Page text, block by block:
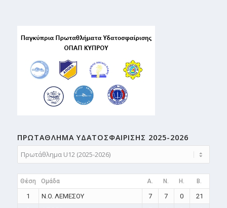
ΠΡΩΤΑΘΛΗMA ΥΔΑΤΟΣΦΑΙΡΙΣΗΣ 2025-2026
Θέση Ομάδα A. N. H. B.
1 N.O. ΛΕΜΕΣΟΥ 7 7 0
21